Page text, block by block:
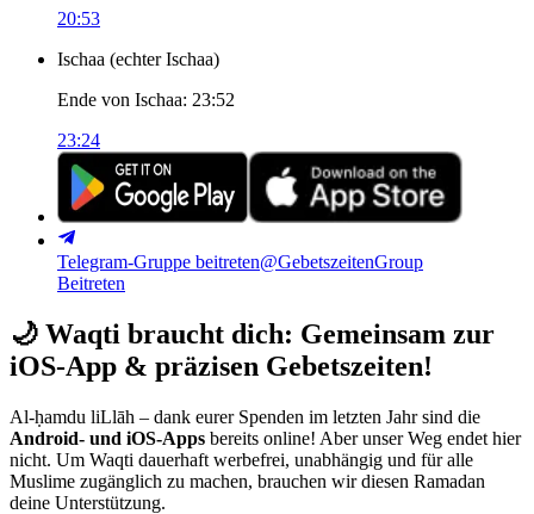
20:53
Ischaa (echter Ischaa)
Ende von Ischaa: 23:52
23:24
Telegram-Gruppe beitreten@GebetszeitenGroup
Beitreten
🌙 Waqti braucht dich: Gemeinsam zur
iOS-App & präzisen Gebetszeiten!
Al-ḥamdu liLlāh – dank eurer Spenden im letzten Jahr sind die
Android- und iOS-Apps bereits online! Aber unser Weg endet hier
nicht. Um Waqti dauerhaft werbefrei, unabhängig und für alle
Muslime zugänglich zu machen, brauchen wir diesen Ramadan
deine Unterstützung.